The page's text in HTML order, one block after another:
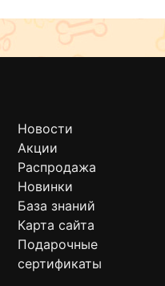
Новости
Акции
Распродажа
Новинки
База знаний
Карта сайта
Подарочные
сертификаты